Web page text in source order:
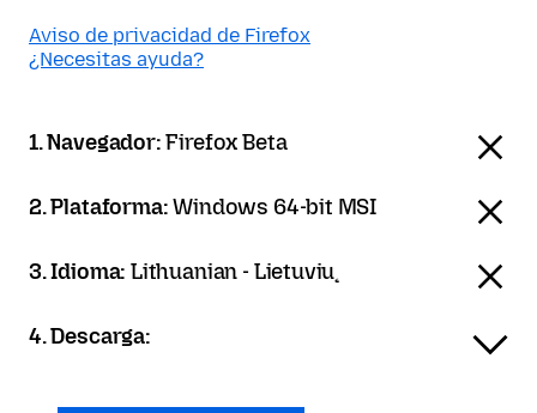
Aviso de privacidad de Firefox
¿Necesitas ayuda?
1. Navegador:Firefox Beta
2. Plataforma:Windows 64-bit MSI
3. Idioma:Lithuanian - Lietuvių
4. Descarga: